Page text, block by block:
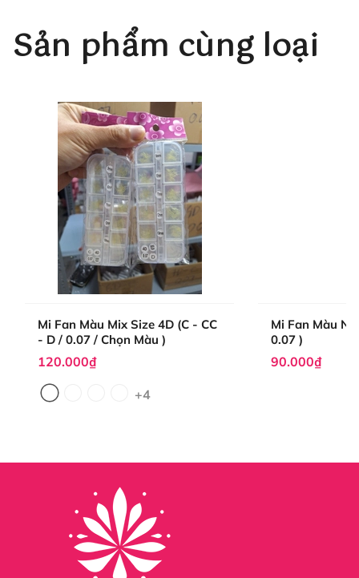
Sản phẩm cùng loại
Mi Fan Màu Mix Size 4D (C - CC
- D / 0.07 / Chọn Màu )
120.000₫
+4
Mi Fan Màu
0.07 )
90.000₫